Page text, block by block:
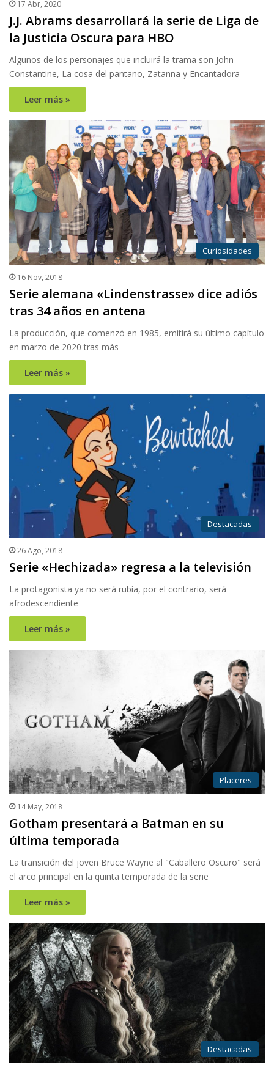
17 Abr, 2020
J.J. Abrams desarrollará la serie de Liga de
la Justicia Oscura para HBO
Algunos de los personajes que incluirá la trama son John
Constantine, La cosa del pantano, Zatanna y Encantadora
Leer más »
Curiosidades
16 Nov, 2018
Serie alemana «Lindenstrasse» dice adiós
tras 34 años en antena
La producción, que comenzó en 1985, emitirá su último capítulo
en marzo de 2020 tras más
Leer más »
Destacadas
26 Ago, 2018
Serie «Hechizada» regresa a la televisión
La protagonista ya no será rubia, por el contrario, será
afrodescendiente
Leer más »
Placeres
14 May, 2018
Gotham presentará a Batman en su
última temporada
La transición del joven Bruce Wayne al "Caballero Oscuro" será
el arco principal en la quinta temporada de la serie
Leer más »
Destacadas